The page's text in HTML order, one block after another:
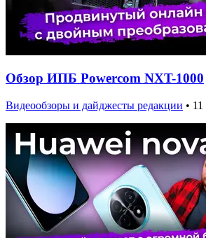
Обзор ИПБ Powercom NXT-1000
Видеообзоры и дайджесты редакции • 11